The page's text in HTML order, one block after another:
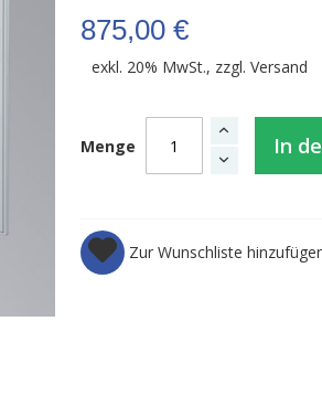
875,00 €
exkl. 20% MwSt., zzgl. Versand
Menge In
Zur Wunschliste